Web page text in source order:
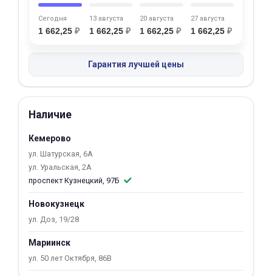
Сегодня
1 662,25 ₽
13 августа
1 662,25 ₽
20 августа
1 662,25 ₽
27 августа
1 662,25 ₽
Гарантия лучшей цены
Наличие
Кемерово
ул. Шатурская, 6А
ул. Уральская, 2А
проспект Кузнецкий, 97Б
Новокузнецк
ул. Доз, 19/28
Мариинск
ул. 50 лет Октября, 86В
25
недели
Остались вопросы?
8 800 302-02-51